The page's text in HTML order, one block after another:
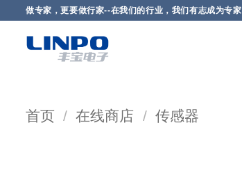
做专家，更要做行家--在我们的行业，我们有志成为专家
首页 / 在线商店 / 传感器